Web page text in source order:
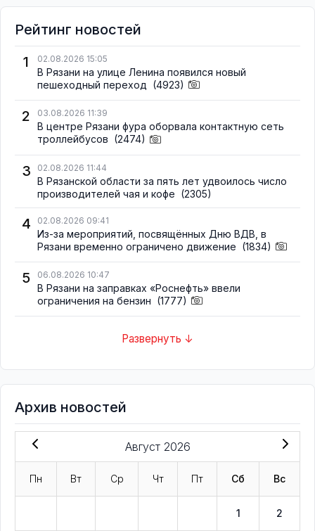
Рейтинг новостей
1
02.08.2026 15:05
В Рязани на улице Ленина появился новый
пешеходный переход (4923)
2 03.08.2026 11:39
В центре Рязани фура оборвала контактную сеть
троллейбусов (2474)
3 02.08.2026 11:44
В Рязанской области за пять лет удвоилось число
производителей чая и кофе (2305)
4 02.08.2026 09:41
Из-за мероприятий, посвящённых Дню ВДВ, в
Рязани временно ограничено движение (1834)
5 06.08.2026 10:47
В Рязани на заправках «Роснефть» ввели
ограничения на бензин (1777)
Развернуть ↓
Архив новостей
Август 2026
Пн Вт Ср Чт Пт Сб Вс
1 2